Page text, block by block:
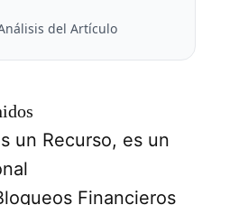
del Artículo
un Recurso, es un
Financieros